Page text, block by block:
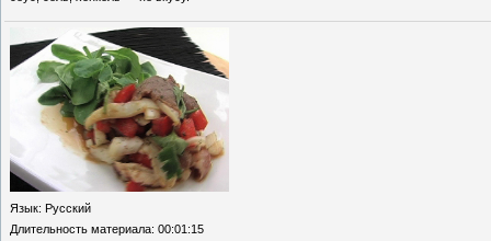
Язык: Русский
Длительность материала: 00:01:15